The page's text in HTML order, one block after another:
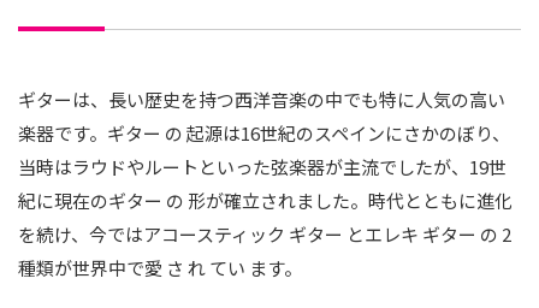
ギターは、長い歴史を持つ西洋音楽の中でも特に人気の高い
楽器です。ギター の 起源は16世紀のスペインにさかのぼり、
当時はラウドやルートといった弦楽器が主流でしたが、19世
紀に現在のギター の 形が確立されました。時代とともに進化
を続け、今ではアコースティック ギター とエレキ ギター の 2
種類が世界中で愛 さ れ てい ます。